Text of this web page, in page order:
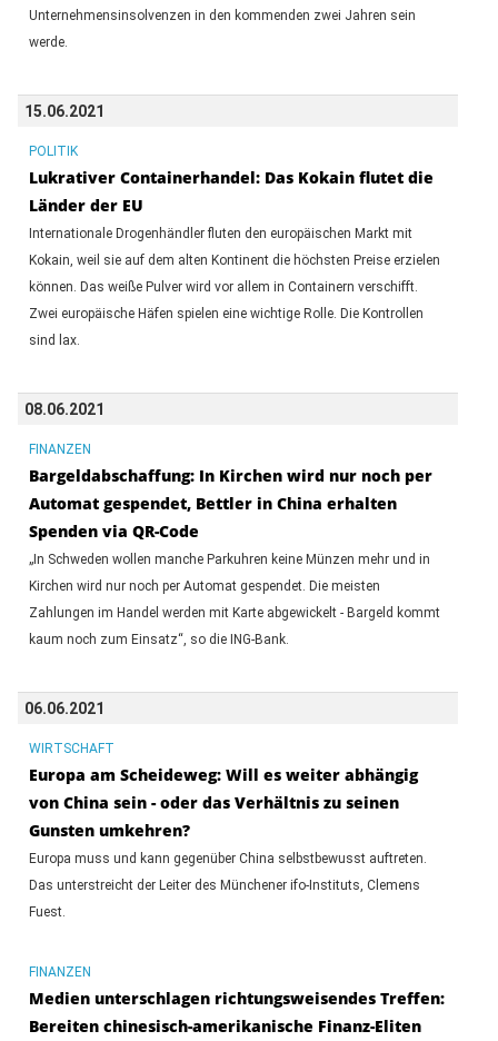
Unternehmensinsolvenzen in den kommenden zwei Jahren sein
werde.
15.06.2021
POLITIK
Lukrativer Containerhandel: Das Kokain flutet die
Länder der EU
Internationale Drogenhändler fluten den europäischen Markt mit
Kokain, weil sie auf dem alten Kontinent die höchsten Preise erzielen
können. Das weiße Pulver wird vor allem in Containern verschifft.
Zwei europäische Häfen spielen eine wichtige Rolle. Die Kontrollen
sind lax.
08.06.2021
FINANZEN
Bargeldabschaffung: In Kirchen wird nur noch per
Automat gespendet, Bettler in China erhalten
Spenden via QR-Code
„In Schweden wollen manche Parkuhren keine Münzen mehr und in
Kirchen wird nur noch per Automat gespendet. Die meisten
Zahlungen im Handel werden mit Karte abgewickelt - Bargeld kommt
kaum noch zum Einsatz“, so die ING-Bank.
06.06.2021
WIRTSCHAFT
Europa am Scheideweg: Will es weiter abhängig
von China sein - oder das Verhältnis zu seinen
Gunsten umkehren?
Europa muss und kann gegenüber China selbstbewusst auftreten.
Das unterstreicht der Leiter des Münchener ifo-Instituts, Clemens
Fuest.
FINANZEN
Medien unterschlagen richtungsweisendes Treffen:
Bereiten chinesisch-amerikanische Finanz-Eliten